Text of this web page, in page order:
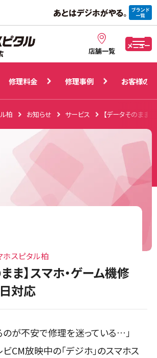
店舗一覧
メニュー
修理事例 お客様の声
修理料金 修理事例 お客様の声
柏 お知らせ サービス 【データそのまま
ホスピタル柏
ま】スマホ・ゲーム機修
対応
のが不安で修理を迷っている…」
CM放映中の「デジホ」のスマホス